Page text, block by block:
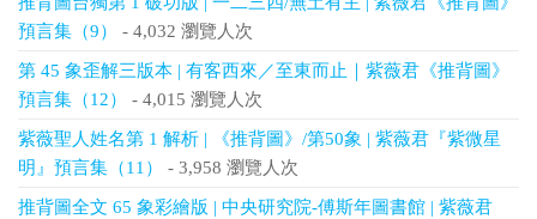
預言集（9）
- 4,032 瀏覽人次
第 45 象歪解三版本 | 有客西來／至東而止｜紫薇君《推背圖》
預言集（12）
- 4,015 瀏覽人次
紫薇聖人姓名第 1 解析 | 《推背圖》/第50象 | 紫薇君『紫微星
明』預言集（11）
- 3,958 瀏覽人次
推背圖全文 65 象彩繪版 | 中央研究院-傅斯年圖書館 | 紫薇君